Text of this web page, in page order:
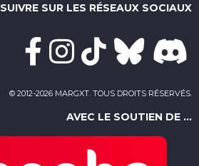
SUIVRE SUR LES RÉSEAUX SOCIAUX
© 2012-2026 MARGXT. TOUS DROITS RÉSERVÉS.
AVEC LE SOUTIEN DE ...